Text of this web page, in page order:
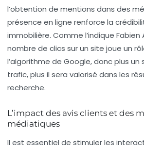
l’obtention de mentions dans des
présence en ligne renforce la
immobilière. Comme l’indique Fabien
nombre de clics sur un site joue un
l’algorithme de Google, donc plus
trafic, plus il sera valorisé dans les
recherche.
L’impact des avis clients et des
médiatiques
Il est essentiel de stimuler les